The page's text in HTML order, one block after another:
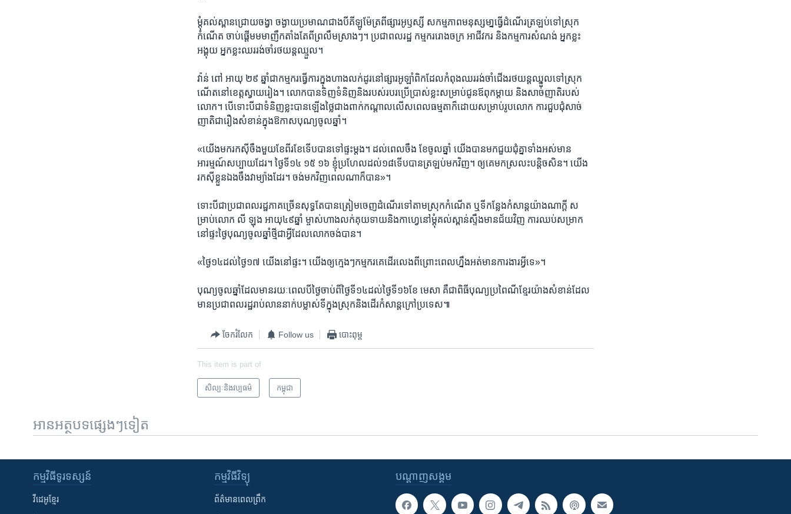
ម្តុំ​គល់​ស្ពាន​ជ្រោយ​ចង្វា ​ចង្ងាយ​ប្រមាណ​ជាង​បី​គីឡូម៉ែត្រ​ពី​ផ្សារ​អូ​ឫស្សី សកម្មភាព​មនុស្ស​មា្ន​ធ្វើ​ដំណើរ​ត្រឡប់​ទៅ​ស្រុក​
កំណើត​ ចាប់​ផ្តើម​មមាញឹក​តាំង​តែ​ពីព្រលឹម​ស្រាងៗ។ ប្រជាពលរដ្ឋ ​កម្មករ​រោងចក្រ​ អាជីវករ​ និង​កម្ម​ការ​សំណង់ អ្នក​ខ្លះ​
អង្គុយ​ អ្នកខ្លះ​ឈរ​រង់ចាំ​រថយន្ត​ឈ្មួល។
វ៉ាន់ ពៅ អាយុ ២៩ ឆ្នាំ​ជា​កម្ម​ករ​ធ្វើ​ការ​ក្នុង​ហាង​លក់​ដូរ​នៅ​ផ្សារ​អូឡាំពិកដែល​កំពុង​ឈរ​រង់ចាំ​ជើង​រថយន្ត​ឈ្នួល​ទៅស្រុក​
ណើត​នៅ​ខេត្ត​ស្វាយរៀង។ លោក​បាន​ទិញ​ទំនិញ​និង​របស់​របរ​ប្រើ​ប្រាស់​ខ្លះ​សម្រាប់​ជូន​ឪពុក​ម្តាយ និង​សាច់​ញាតិ​របស់​
លោក។ បើទោះ​បី​ជា​ទំនិញ​ខ្លះ​បាន​ឡើង​ថ្លៃ​ជាង​ពាក់​កណ្តាល​លើស​ពេល​ធម្មតា​ក៏ដោយ​សម្រាប់​រូប​លោក ការ​ជួប​ជុំ​សាច់​
ញាតិជា​រឿង​សំខាន់​ក្នុង​ឱកាស​បុណ្យ​ចូល​ឆ្នាំ។
«យើង​មក​រក​ស៊ី​ចឹង​មួយ​ខែ​ពីរ​ខែ​ទើប​បាន​ទៅ​ផ្ទះ​ម្តង។ ដល់​ពេល​ចឹង ខែ​ចូល​ឆ្នាំ យើង​បាន​មក​ជួយ​ជុំ​គ្នា​ទាំង​អស់មាន​
អារម្មណ៍សប្បាយ​ដែរ។ ថ្ងៃ​ទី​១៤​ ១៥​ ១៦​ ខ្ញុំ​ប្រហែល​ដល់​១៨​ទើប​បាន​ត្រឡប់​មកវិញ។ ឲ្យ​គេ​មក​ស្រលះ​បន្តិច​សិន។ យើង​
រកស៊ី​ខ្លួន​ឯង​ចឹង​វា​ម្យ៉ាង​ដែរ។ ចង់​មក​វិញ​ពេល​ណា​ក៏​បាន»។
ទោះ​បីជា​ប្រជាពលរដ្ឋ​ភាគច្រើន​សុទ្ធ​តែ​បាន​ត្រៀម​ចេញ​ដំណើរ​ទៅ​តាម​ស្រុក​កំណើត ​ឬ​ទី​កន្លែង​កំសាន្ត​យ៉ាង​ណា​ក្តី​ ស​
ម្រាប់​លោក លី​ ឡុង អាយុ​៤៩​ឆ្នាំ ម្ចាស់​ហាង​លក់​គុយទាយ​និង​កាហ្វេ​នៅ​ម្តុំ​គល់​ស្ពាន់​ស្ទឹង​មានជ័យ​វិញ ការ​ឈប់​សម្រាក​
នៅ​ផ្ទះ​ថ្ងៃ​បុណ្យ​ចូល​ឆ្នាំថ្មី​ជា​អ្វី​ដែល​លោក​ចង់​បាន​។​
«ថ្ងៃ​១៤​ដល់​ថ្ងៃ​១៧ យើង​នៅ​ផ្ទះ។ យើង​ឲ្យ​ក្មេងៗ​កម្មករ​គេ​ដើរ​លេង​ពីព្រោះ​ពេល​ហ្នឹង​អត់​មាន​ការ​ងារ​អ្វីទេ»។​
​បុណ្យចូល​ឆ្នាំដែល​មាន​រយៈ​ពេល​បី​ថ្ងៃ​ចាប់​ពី​ថ្ងៃទី​១៤​ដល់​ថ្ងៃទី​១៦​ខែ មេសា គឺ​ជាពិធី​បុណ្យប្រពៃណី​ខ្មែរយ៉ាង​សំខាន់ដែល​
មាន​ប្រជា​ពលរដ្ឋ​រាប់​លាន​នាក់​បម្លាស់​ទី​ក្នុង​ស្រុក​និង​ដើរ​កំសាន្ត​ក្រៅ​ប្រទេស៕
ចែករំលែក Follow us បោះពុម្ព
This item is part of
សិល្បៈនិងវប្បធម៌ កម្ពុជា
អានអត្ថបទផ្សេងៗទៀត
បណ្តាញ​សង្គម
កម្មវិធី​ទូរទស្សន៍
វីដេអូ​ខ្មែរ
កម្មវិធី​វិទ្យុ
ព័ត៌មាន​ពេល​ព្រឹក